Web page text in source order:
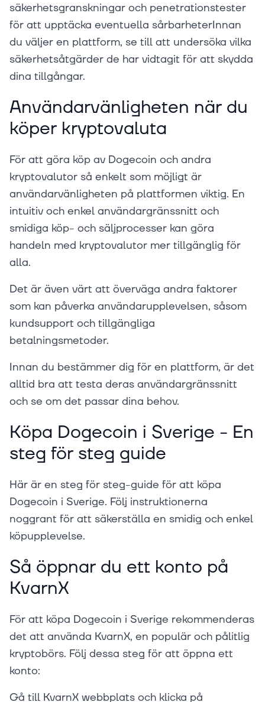
säkerhetsgranskningar och penetrationstester
för att upptäcka eventuella sårbarheterInnan
du väljer en plattform, se till att undersöka vilka
säkerhetsåtgärder de har vidtagit för att skydda
dina tillgångar.
Användarvänligheten när du
köper kryptovaluta
För att göra köp av Dogecoin och andra
kryptovalutor så enkelt som möjligt är
användarvänligheten på plattformen viktig. En
intuitiv och enkel användargränssnitt och
smidiga köp- och säljprocesser kan göra
handeln med kryptovalutor mer tillgänglig för
alla.
Det är även värt att överväga andra faktorer
som kan påverka användarupplevelsen, såsom
kundsupport och tillgängliga
betalningsmetoder.
Innan du bestämmer dig för en plattform, är det
alltid bra att testa deras användargränssnitt
och se om det passar dina behov.
Köpa Dogecoin i Sverige - En
steg för steg guide
Här är en steg för steg-guide för att köpa
Dogecoin i Sverige. Följ instruktionerna
noggrant för att säkerställa en smidig och enkel
köpupplevelse.
Så öppnar du ett konto på
KvarnX
För att köpa Dogecoin i Sverige rekommenderas
det att använda KvarnX, en populär och pålitlig
kryptobörs. Följ dessa steg för att öppna ett
konto:
Gå till KvarnX webbplats och klicka på